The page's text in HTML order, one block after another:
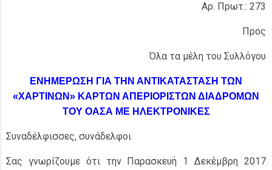
Αρ. Πρωτ.: 273
Προς
Όλα τα μέλη του Συλλόγου
ΕΝΗΜΕΡΩΣΗ ΓΙΑ ΤΗΝ ΑΝΤΙΚΑΤΑΣΤΑΣΗ ΤΩΝ
«ΧΑΡΤΙΝΩΝ» ΚΑΡΤΩΝ ΑΠΕΡΙΟΡΙΣΤΩΝ ΔΙΑΔΡΟΜΩΝ
ΤΟΥ ΟΑΣΑ ΜΕ ΗΛΕΚΤΡΟΝΙΚΕΣ
Συναδέλφισσες, συνάδελφοι
Σας γνωρίζουμε ότι την Παρασκευή 1 Δεκέμβρη 2017